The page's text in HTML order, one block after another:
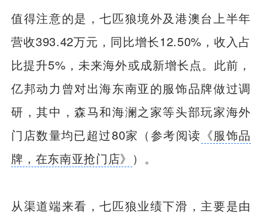
值得注意的是，七匹狼境外及港澳台上半年
营收393.42万元，同比增长12.50%，收入占
比提升5%，未来海外或成新增长点。此前，
亿邦动力曾对出海东南亚的服饰品牌做过调
研，其中，森马和海澜之家等头部玩家海外
门店数量均已超过80家 （参考阅读 《服饰品
牌，在东南亚抢门店》 ）。
从渠道端来看，七匹狼业绩下滑，主要是由